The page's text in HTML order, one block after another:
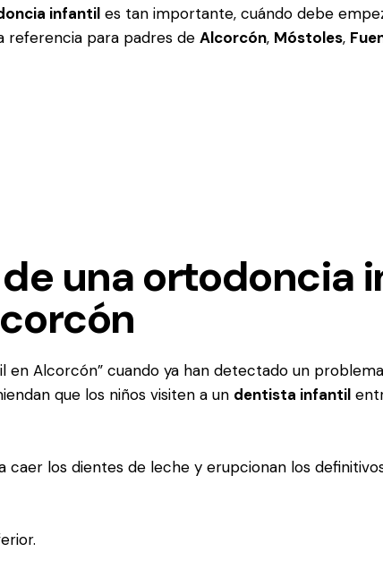
infantil es tan importante, cuándo debe
referencia para padres de Alcorcón, Móstoles,
una ortodoncia
en Alcorcón” cuando ya han detectado un
que los niños visiten a un dentista infantil
caer los dientes de leche y erupcionan los